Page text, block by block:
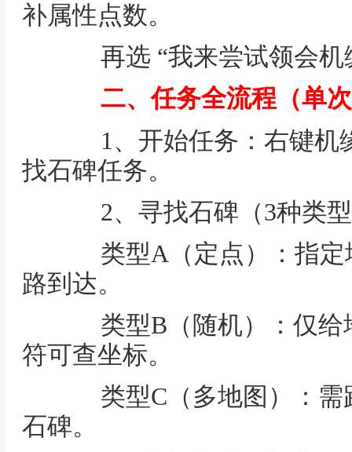
补属性点数。
再选 “我来尝试领会机
二、任务全流程（单
1、开始任务：右键机
找石碑任务。
2、寻找石碑（3种类
类型A（定点）：指定
路到达。
类型B（随机）：仅给
符可查坐标。
类型C（多地图）：需
石碑。